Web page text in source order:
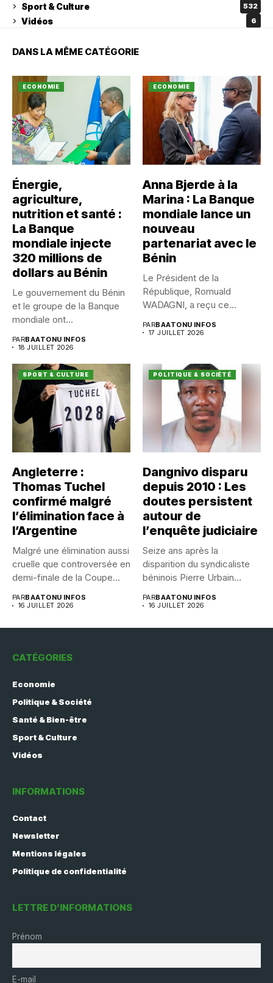
Sport & Culture 532
Vidéos 6
DANS LA MÊME CATÉGORIE
ECONOMIE
Énergie,
agriculture,
nutrition et santé :
La Banque
mondiale injecte
320 millions de
dollars au Bénin
Le gouvernement du Bénin
et le groupe de la Banque
mondiale ont...
PARBAATONU INFOS
18 JUILLET 2026
ECONOMIE
Anna Bjerde à la
Marina : La Banque
mondiale lance un
nouveau
partenariat avec le
Bénin
Le Président de la
République, Romuald
WADAGNI, a reçu ce
PARBAATONU INFOS
17 JUILLET 2026
SPORT & CULTURE
Angleterre :
Thomas Tuchel
confirmé malgré
l’élimination face à
l’Argentine
Malgré une élimination aussi
cruelle que controversée en
demi-finale de la Coupe...
PARBAATONU INFOS
16 JUILLET 2026
POLITIQUE & SOCIÉTÉ
Dangnivo disparu
depuis 2010 : Les
doutes persistent
autour de
l’enquête judiciaire
Seize ans après la
disparition du syndicaliste
béninois Pierre Urbain
PARBAATONU INFOS
16 JUILLET 2026
CATÉGORIES
Economie
Politique & Société
Santé & Bien-être
Sport & Culture
Vidéos
INFORMATIONS
Contact
Newsletter
Mentions légales
Politique de confidentialité
LETTRE D’INFORMATIONS
Prénom
E-mail